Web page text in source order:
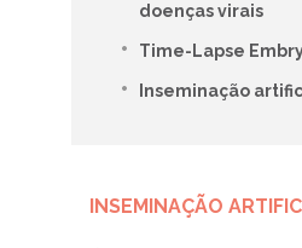
doenças virais
Time-Lapse
Inseminação
INSEMINAÇÃO